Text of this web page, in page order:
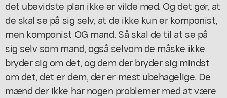
det ubevidste plan ikke er vilde med. Og det gør, at
de skal se på sig selv, at de ikke kun er komponist,
men komponist OG mand. Så skal de til at se på
sig selv som mand, også selvom de måske ikke
bryder sig om det, og dem der bryder sig mindst
om det, det er dem, der er mest ubehagelige. De
mænd der ikke har nogen problemer med at være